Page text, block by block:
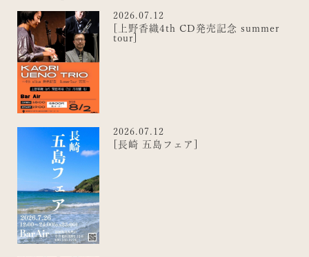
2026.07.12
[上野香織4th CD発売記念 summer
tour]
2026.07.12
[長崎 五島フェア]